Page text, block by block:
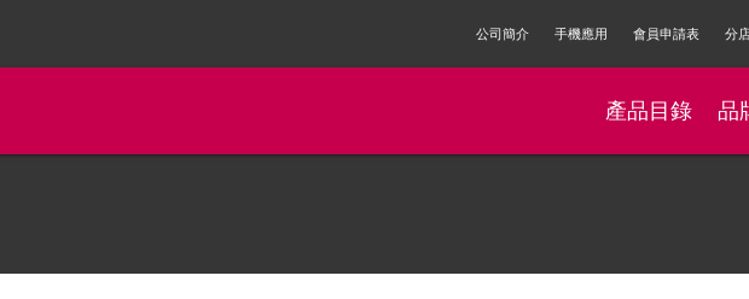
公司簡介 手機應用 會員申請表 分
產品目錄 品